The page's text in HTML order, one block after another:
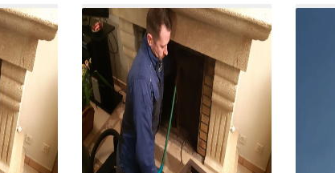
nettement amélioré. Je
recommande sans
hésitation.